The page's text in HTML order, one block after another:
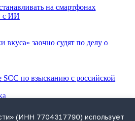
на смартфонах
с ИИ
вкуса» заочно судят по делу о
по взысканию с российской
для фиксации нарушений
(ИНН 7704317790) использует